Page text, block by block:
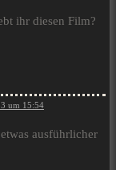
ihr diesen Film?
um 15:54
ausführlicher